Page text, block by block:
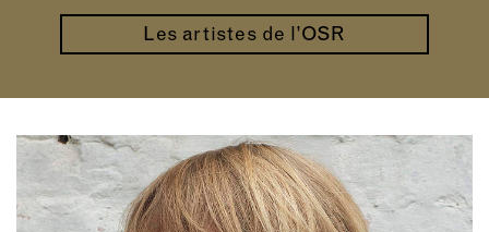
Les artistes de l’OSR